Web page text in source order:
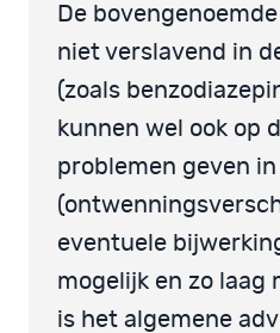
De
niet verslavend in
(zoals
kunnen wel ook op
problemen geven in
eventuele
mogelijk en zo laag
is het algemene